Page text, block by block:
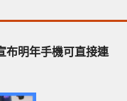
布明年手機可直接連